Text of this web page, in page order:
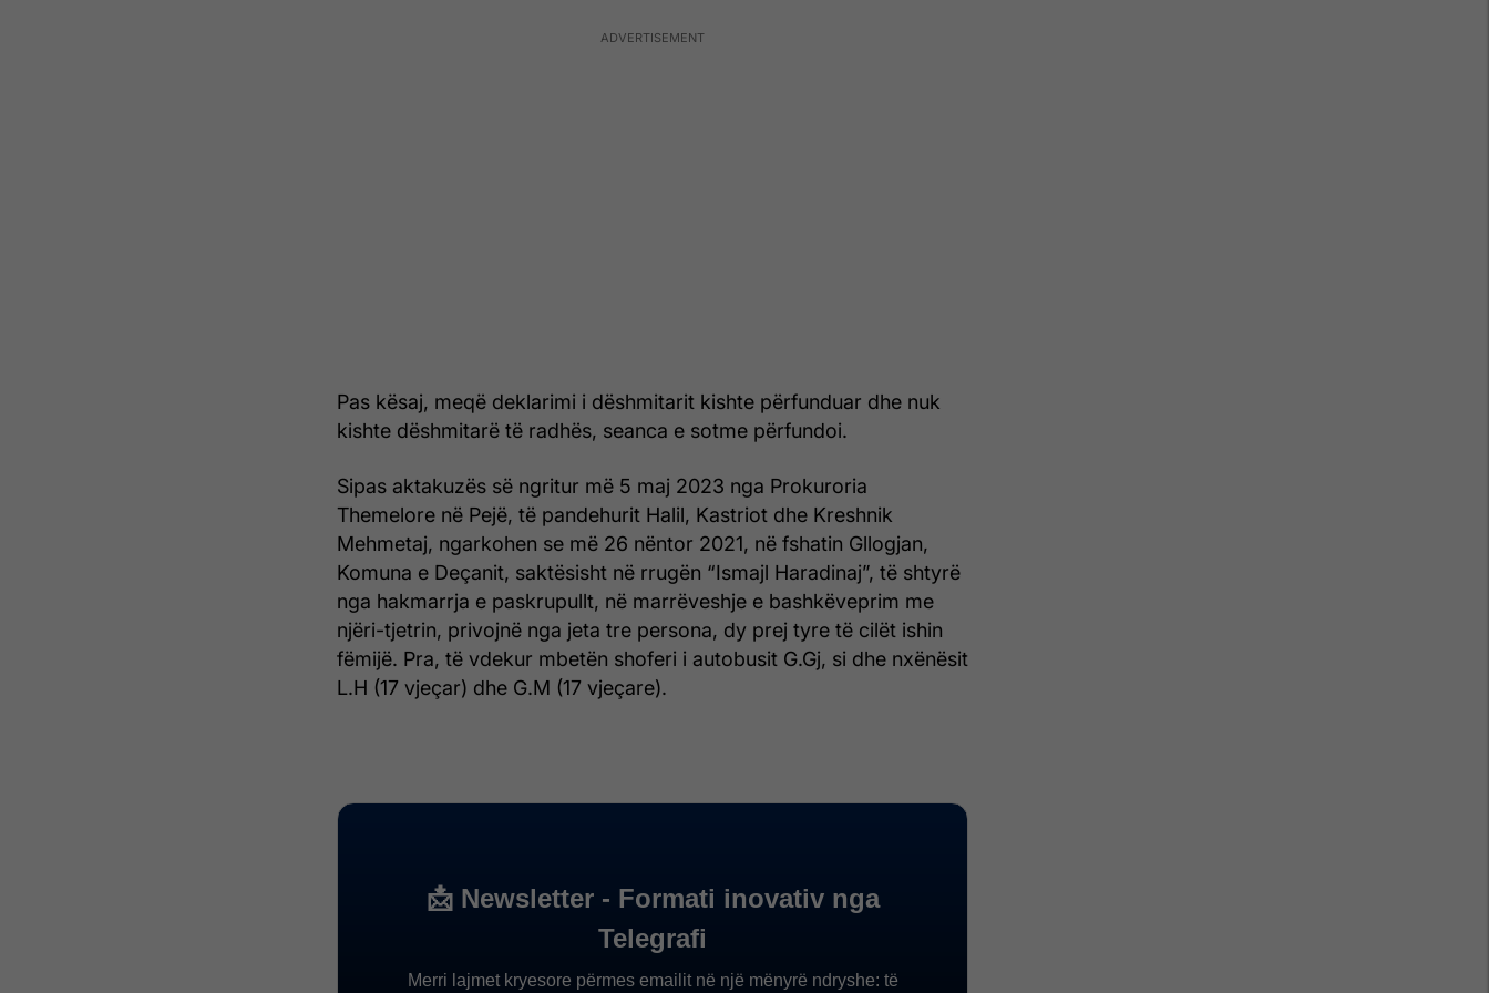
Pas kësaj, meqë deklarimi i dëshmitarit kishte përfunduar dhe nuk
kishte dëshmitarë të radhës, seanca e sotme përfundoi.
Sipas aktakuzës së ngritur më 5 maj 2023 nga Prokuroria
Themelore në Pejë, të pandehurit Halil, Kastriot dhe Kreshnik
Mehmetaj, ngarkohen se më 26 nëntor 2021, në fshatin Gllogjan,
Komuna e Deçanit, saktësisht në rrugën “Ismajl Haradinaj”, të shtyrë
nga hakmarrja e paskrupullt, në marrëveshje e bashkëveprim me
njëri-tjetrin, privojnë nga jeta tre persona, dy prej tyre të cilët ishin
fëmijë. Pra, të vdekur mbetën shoferi i autobusit G.Gj, si dhe nxënësit
L.H (17 vjeçar) dhe G.M (17 vjeçare).